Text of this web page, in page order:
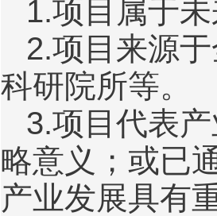
1.项目属于
2.项目来源
科研院所等。
3.项目代表
略意义；或已
产业发展具有